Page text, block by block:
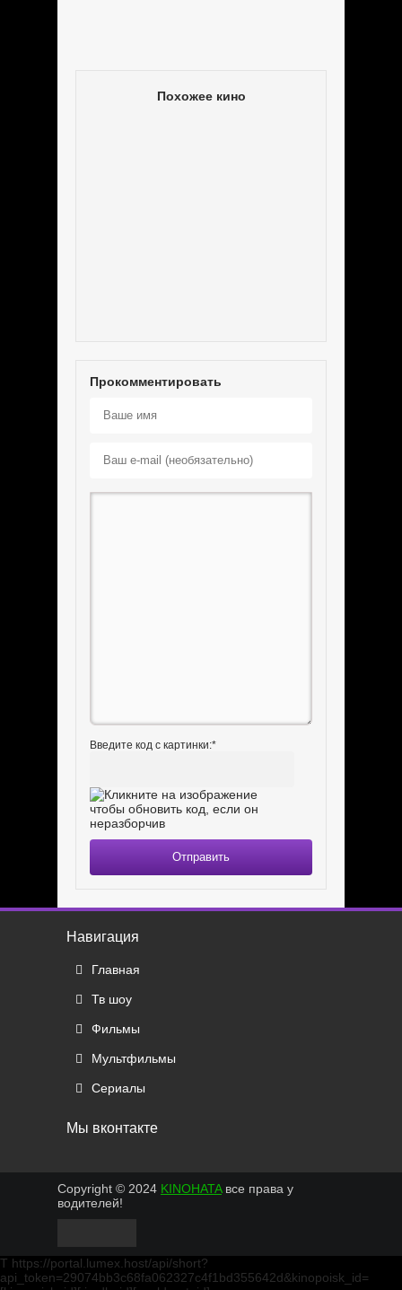
Похожее кино
Прокомментировать
Введите код с картинки:*
Отправить
Навигация
Главная
Тв шоу
Фильмы
Мультфильмы
Сериалы
Мы вконтакте
Copyright © 2024 KINOHATAвсе права у
водителей!
T https://portal.lumex.host/api/short?
api_token=29074bb3c68fa062327c4f1bd355642d&kinopoisk_id=